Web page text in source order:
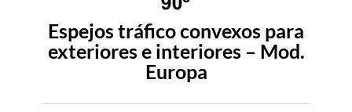
Espejos tráfico convexos para
exteriores e interiores – Mod.
Europa